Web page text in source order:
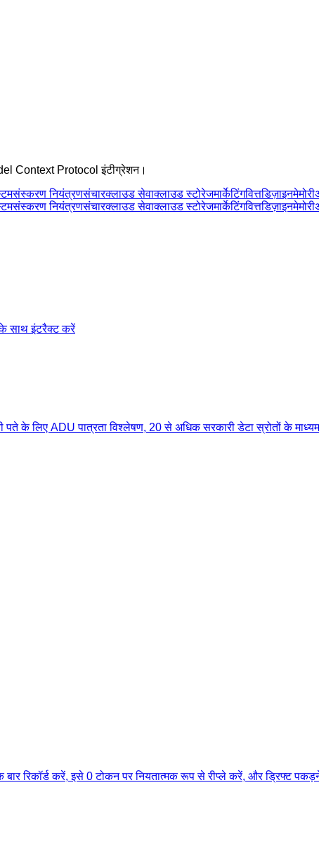
Context Protocol इंटीग्रेशन।
संस्करण नियंत्रणसंचारक्लाउड सेवाक्लाउड स्टोरेजमार्केटिंगवित्तडिज़ाइनमेमोरी
संस्करण नियंत्रणसंचारक्लाउड सेवाक्लाउड स्टोरेजमार्केटिंगवित्तडिज़ाइनमेमोरी
के साथ इंटरैक्ट करें
पते के लिए ADU पात्रता विश्लेषण, 20 से अधिक सरकारी डेटा स्रोतों के
रिकॉर्ड करें, इसे 0 टोकन पर नियतात्मक रूप से रीप्ले करें, और ड्रिफ्ट